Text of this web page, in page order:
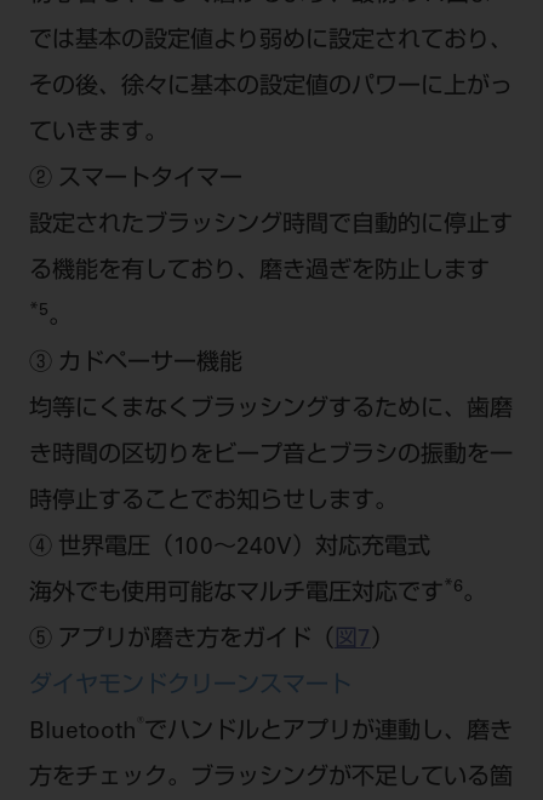
では基本の設定値より弱めに設定されており、
その後、徐々に基本の設定値のパワーに上がっ
ていきます。
② スマートタイマー
設定されたブラッシング時間で自動的に停止す
る機能を有しており、磨き過ぎを防止します
*5 。
③ カドペーサー機能
均等にくまなくブラッシングするために、歯磨
き時間の区切りをビープ音とブラシの振動を一
時停止することでお知らせします。
④ 世界電圧（100～240V）対応充電式
海外でも使用可能なマルチ電圧対応です *6 。
⑤ アプリが磨き方をガイド（ 図7 ）
ダイヤモンドクリーンスマート
Bluetooth
でハンドルとアプリが連動し、磨き
方をチェック。ブラッシングが不足している箇